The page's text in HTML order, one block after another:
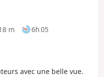
m
6h 05
avec une belle vue.